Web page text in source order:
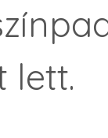
lett.